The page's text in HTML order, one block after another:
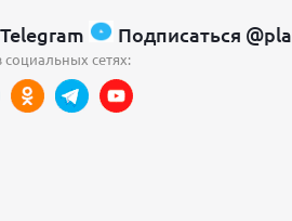
Подписаться
сетях: